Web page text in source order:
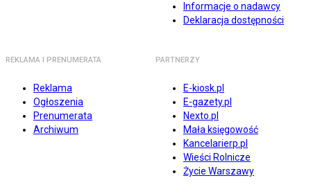
Informacje o nadawcy
Deklaracja dostępności
REKLAMA I PRENUMERATA
Reklama
Ogłoszenia
Prenumerata
Archiwum
PARTNERZY
E-kiosk.pl
E-gazety.pl
Nexto.pl
Mała księgowość
Kancelarierp.pl
Wieści Rolnicze
Życie Warszawy